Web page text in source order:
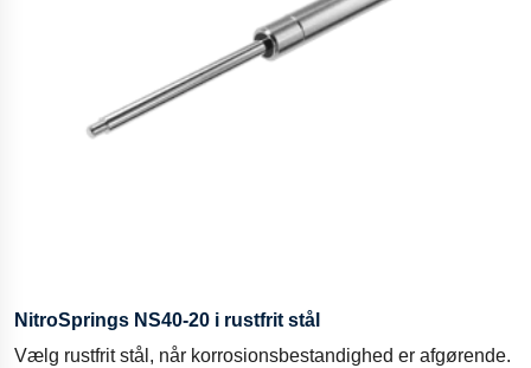
NitroSprings NS40-20 i rustfrit stål
Vælg rustfrit stål, når korrosionsbestandighed er afgørende.